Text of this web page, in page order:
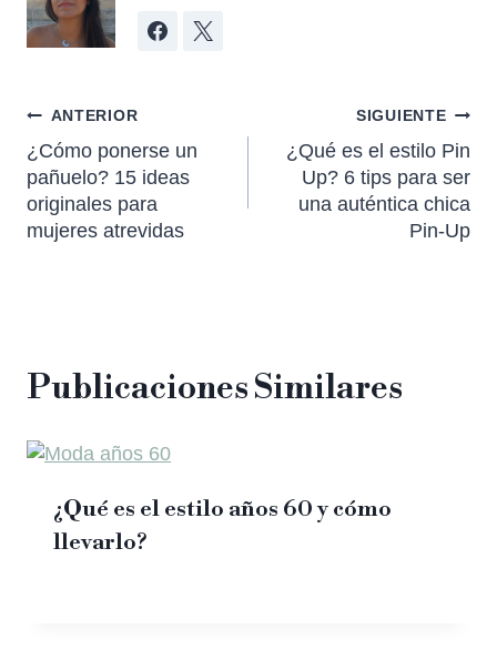
ANTERIOR
¿Cómo ponerse un
pañuelo? 15 ideas
originales para
mujeres atrevidas
SIGUIENTE
¿Qué es el estilo Pin
Up? 6 tips para ser
una auténtica chica
Pin-Up
Publicaciones Similares
¿Qué es el estilo años 60 y cómo
llevarlo?